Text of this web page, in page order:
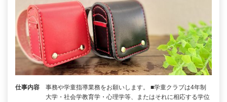
仕事内容
事務や学童指導業務をお願いします。 ■学童クラブは4年制
大学・社会学教育学・心理学等、またはそれに相応する学位